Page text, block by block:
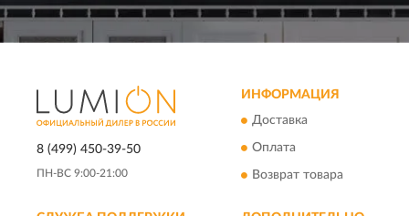
8 (499) 450-39-50
ПН-ВС 9:00-21:00
ИНФОРМАЦИЯ
Доставка
Оплата
Возврат товара